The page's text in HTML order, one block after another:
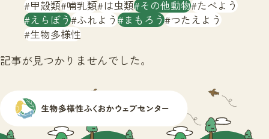
甲殻類 哺乳類 は虫類 その他動物 たべよう
えらぼう ふれよう まもろう つたえよう
生物多様性
記事が見つかりませんでした。